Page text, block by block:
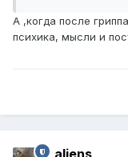
А ,когда после
психика, мысли и